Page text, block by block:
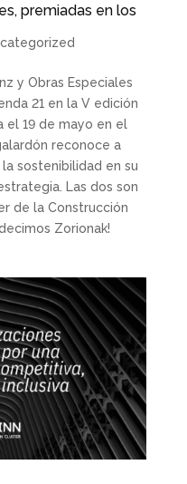
premiadas en los
y Obras Especiales
21 en la V edición
el 19 de mayo en el
reconoce a
sostenibilidad en su
Las dos son
de la Construcción
Zorionak!